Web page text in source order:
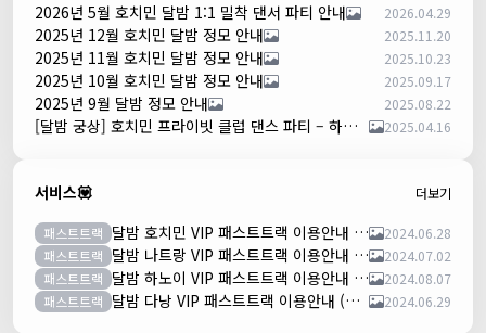
2026년 5월 호치민 달밤 1:1 밀착 댄서 파티 안내 2026.04.29
2025년 12월 호치민 달밤 정모 안내 2025.11.20
2025년 11월 호치민 달밤 정모 안내 2025.10.23
2025년 10월 호치민 달밤 정모 안내 2025.09.17
2025년 9월 달밤 정모 안내 2025.08.22
[달밤 궁상] 호치민 프라이빗 클럽 댄스 파티 – 하루 한 팀만! 2025.04.16
서비스💟 더보기
패스트트랙 달밤 호치민 VIP 패스트트랙 이용안내 (떤션넛공항)
2024.06.28
패스트트랙
달밤 나트랑 VIP 패스트트랙 이용안내 (깜란공항)
2024.07.02
패스트트랙
달밤 하노이 VIP 패스트트랙 이용안내 (노이바이공항)
2024.08.07
패스트트랙
달밤 다낭 VIP 패스트트랙 이용안내 (다낭국제공항) 2024.06.29